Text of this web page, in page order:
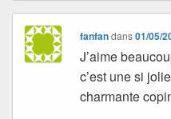
fanfandans01/05/
J’aime
c’est une si
charmante